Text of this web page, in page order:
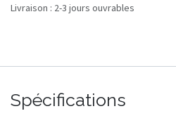
Livraison : 2-3 jours ouvrables
Spécifications